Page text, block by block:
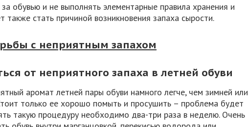
обувью и не выполнять элементарные правила хранения и
также стать причиной возникновения запаха сырости.
с неприятным запахом
от неприятного запаха в летней обуви
аромат летней пары обуви намного легче, чем зимней или
только ее хорошо помыть и просушить – проблема будет
такую процедуру необходимо два-три раза в неделю. Очень